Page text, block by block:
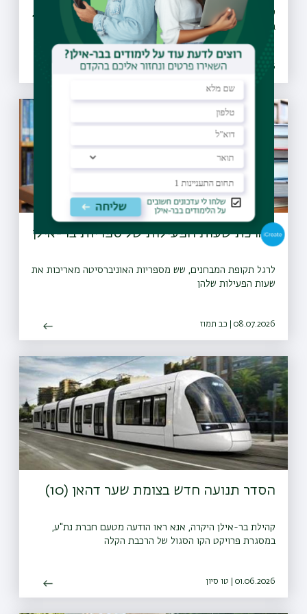
עבודות ליצירת הסדר חדש של תנועת כלי רכב ברחוב ז׳בוטינסקי,
בקטע שבין כיכר ישראל לרחוב אנצו סירני
21.07.2026 | ו אב
הארכת שעות הפעילות של ספריות בר-אילן
לרגל תקופת המבחנים, שש מספריות האוניברסיטה מאריכות את
שעות הפעילות שלהן
08.07.2026 | כב תמוז
הסדר תנועה חדש בצומת שער דהאן (10)
קהילת בר-אילן היקרה, אנא ראו הודעה מטעם חברת נת"ע,
במסגרת פרויקט הקו הסגול של הרכבת הקלה
01.06.2026 | טו סיון